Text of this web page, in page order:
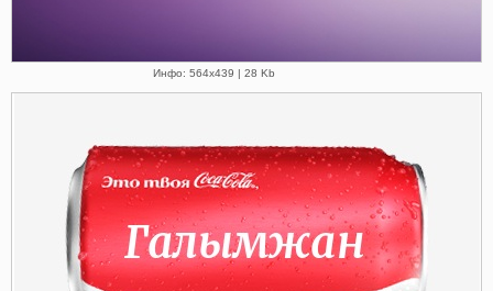
Инфо: 564х439 | 28 Kb